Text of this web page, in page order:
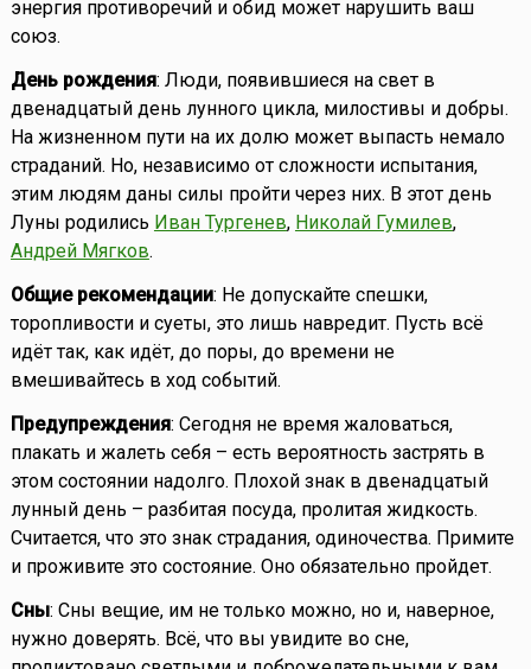
энергия противоречий и обид может нарушить ваш
союз.
День рождения: Люди, появившиеся на свет в
двенадцатый день лунного цикла, милостивы и добры.
На жизненном пути на их долю может выпасть немало
страданий. Но, независимо от сложности испытания,
этим людям даны силы пройти через них. В этот день
Луны родились Иван Тургенев, Николай Гумилев,
Андрей Мягков.
Общие рекомендации: Не допускайте спешки,
торопливости и суеты, это лишь навредит. Пусть всё
идёт так, как идёт, до поры, до времени не
вмешивайтесь в ход событий.
Предупреждения: Сегодня не время жаловаться,
плакать и жалеть себя – есть вероятность застрять в
этом состоянии надолго. Плохой знак в двенадцатый
лунный день – разбитая посуда, пролитая жидкость.
Считается, что это знак страдания, одиночества. Примите
и проживите это состояние. Оно обязательно пройдет.
Сны: Сны вещие, им не только можно, но и, наверное,
нужно доверять. Всё, что вы увидите во сне,